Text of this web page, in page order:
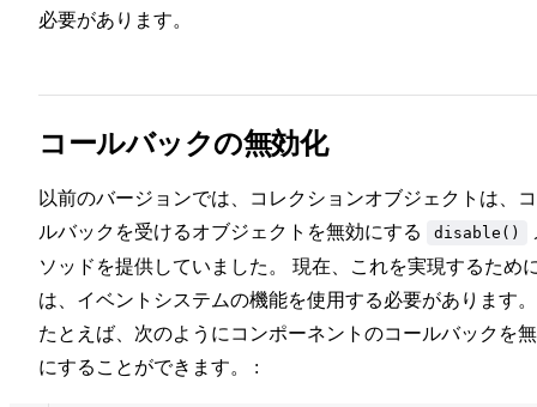
必要があります。
コールバックの無効化
以前のバージョンでは、コレクションオブジェクトは、
ルバックを受けるオブジェクトを無効にする
disable()
ソッドを提供していました。 現在、これを実現するため
は、イベントシステムの機能を使用する必要があります。
たとえば、次のようにコンポーネントのコールバックを
にすることができます。 :